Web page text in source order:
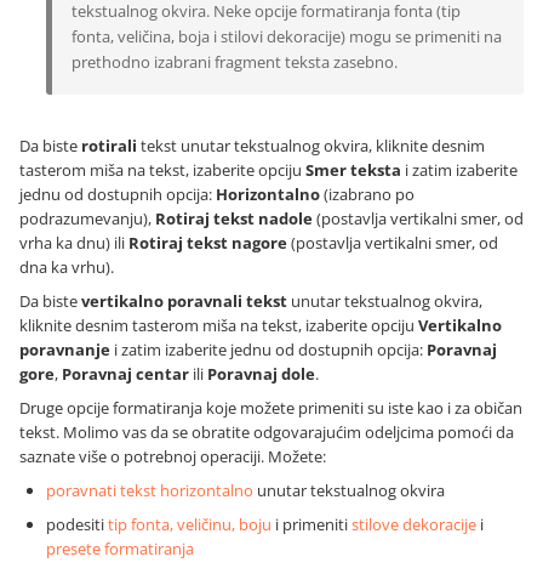
tekstualnog okvira. Neke opcije formatiranja fonta (tip
fonta, veličina, boja i stilovi dekoracije) mogu se primeniti na
prethodno izabrani fragment teksta zasebno.
Da biste rotirali tekst unutar tekstualnog okvira, kliknite desnim
tasterom miša na tekst, izaberite opciju Smer teksta i zatim izaberite
jednu od dostupnih opcija: Horizontalno(izabrano po
podrazumevanju), Rotiraj tekst nadole(postavlja vertikalni smer, od
vrha ka dnu) ili Rotiraj tekst nagore(postavlja vertikalni smer, od
dna ka vrhu).
Da bistevertikalno poravnali tekst unutar tekstualnog okvira,
kliknite desnim tasterom miša na tekst, izaberite opciju Vertikalno
poravnanje i zatim izaberite jednu od dostupnih opcija: Poravnaj
gore, Poravnaj centar ili Poravnaj dole.
Druge opcije formatiranja koje možete primeniti su iste kao i za običan
tekst. Molimo vas da se obratite odgovarajućim odeljcima pomoći da
saznate više o potrebnoj operaciji. Možete:
poravnati tekst horizontalno unutar tekstualnog okvira
podesititip fonta, veličinu, boju i primenitistilove dekoracije i
presete formatiranja